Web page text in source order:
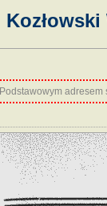
Podstawowym adresem